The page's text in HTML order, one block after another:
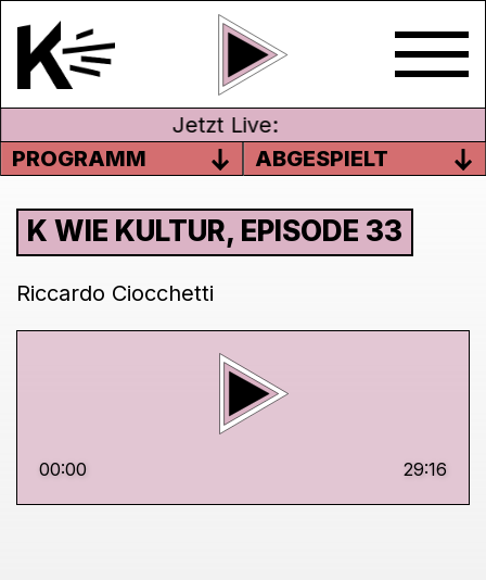
Jetzt Live:
PROGRAMM
ABGESPIELT
K WIE KULTUR, EPISODE 33
Riccardo Ciocchetti
00:00 29:16